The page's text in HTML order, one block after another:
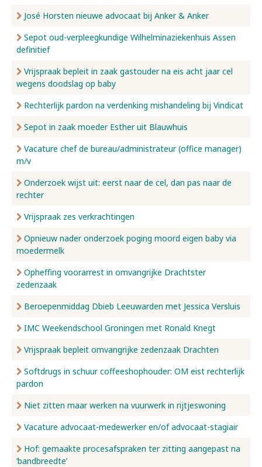
José Horsten nieuwe advocaat bij Anker & Anker
Sepot oud-verpleegkundige Wilhelminaziekenhuis Assen
definitief
Vrijspraak bepleit in zaak gastouder na eis acht jaar cel
wegens doodslag op baby
Rechterlijk pardon na verdenking mishandeling bij Vindicat
Sepot in zaak moeder Esther uit Blauwhuis
Vacature chef de bureau/administrateur (office manager)
m/v
Onderzoek wijst uit: eerst naar de cel, dan pas naar de
rechter
Vrijspraak zes verkrachtingen
Opnieuw nader onderzoek poging moord eigen baby via
moedermelk
Opheffing voorarrest in omvangrijke Drachtster
zedenzaak
Beroepenmiddag Dbieb Leeuwarden met Jessica Versluis
IMC Weekendschool Groningen met Ronald Knegt
Vrijspraak bepleit omvangrijke zedenzaak Drachten
Softdrugs in schuur coffeeshophouder: OM eist rechterlijk
pardon
Niet zitten maar werken na vuurwerk in rijtjeswoning
Vacature advocaat-medewerker en/of advocaat-stagiair
Hof: gemaakte procesafspraken ter zitting aangepast na
‘bandbreedte’